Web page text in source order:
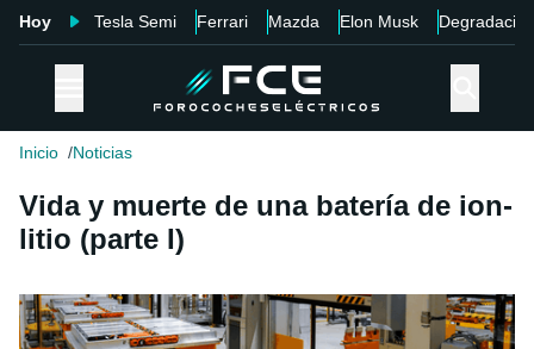
Hoy Tesla Semi Ferrari Mazda Elon Musk Degradación
Inicio Noticias
Vida y muerte de una batería de ion-
litio (parte I)